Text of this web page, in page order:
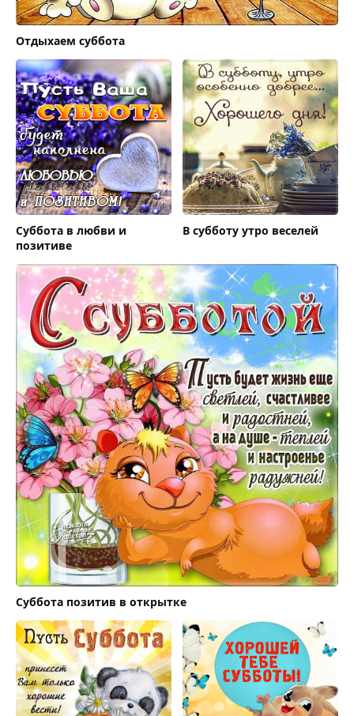
Отдыхаем суббота
Суббота в любви и
позитиве
В субботу утро веселей
Суббота позитив в открытке